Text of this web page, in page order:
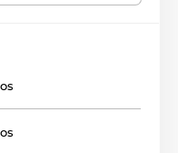
a mindennapi